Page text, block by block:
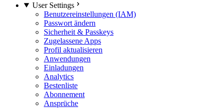
User Settings
Benutzereinstellungen (IAM)
Passwort ändern
Sicherheit & Passkeys
Zugelassene Apps
Profil aktualisieren
Anwendungen
Einladungen
Analytics
Bestenliste
Abonnement
Ansprüche